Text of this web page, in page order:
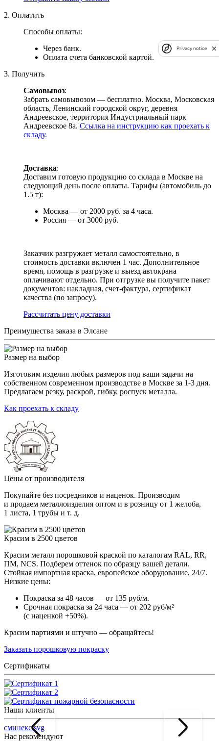
2. Оплатить
Способы оплаты:
Через банк.
Оплата счета банковской картой.
3. Получить
Самовывоз:
Забрать самовывозом — бесплатно. Москва, Московская
область, Ленинский городской округ, деревня
Андреевское, территория Индустриальный парк
Андреевское 8а. Ссылка на инструкцию как проехать к
складу.
Доставка:
Доставим готовую продукцию со склада в Москве на
следующий день после оплаты. Тарифы (автомобиль до
1.5 т):
Москва — от 2000 руб. за 4 часа.
Россия — от 3000 руб.
Заказчик разгружает металл самостоятельно, в
стоимость доставки включен 1 час. Дополнительное
время, помощь в разгрузке и выезд автокрана
оплачивают отдельно. При отгрузке вы получите пакет
документов: накладная, счет-фактура, сертификат
качества (по запросу).
Раcсчитать цену доставки
Преимущества заказа в Элсане
Размер на выбор
Изготовим изделия любых размеров под ваши задачи на
собственном современном производстве в Москве за 1-3 дня.
Предлагаем резку, раскрой, гибку, роспуск металла.
Как проехать к складу
Цены от производителя
Покупайте без посредников и наценок. Производим
и продаем металлоизделия оптом и в розницу от 1 желоба,
1 листа, 1 трубы и т. д.
Красим в 2500 цветов
Красим металл порошковой краской по каталогам RAL, RR,
ПМ, NCS. Подберем оттенок по образцу вашей детали.
Стойкая импортная краска, европейское оборудование, 24/7.
Низкие цены:
Покраска за 48 часов — от 135 руб/м.
Срочная покраска за 24 часа — от 202 руб/м²
(с наценкой +50%).
Красим партиями и штучно — обращайтесь!
Заказать порошковую покраску
Сертификаты
Наши клиенты
сминекс.svg
Нас рекомендуют
Privacy notice